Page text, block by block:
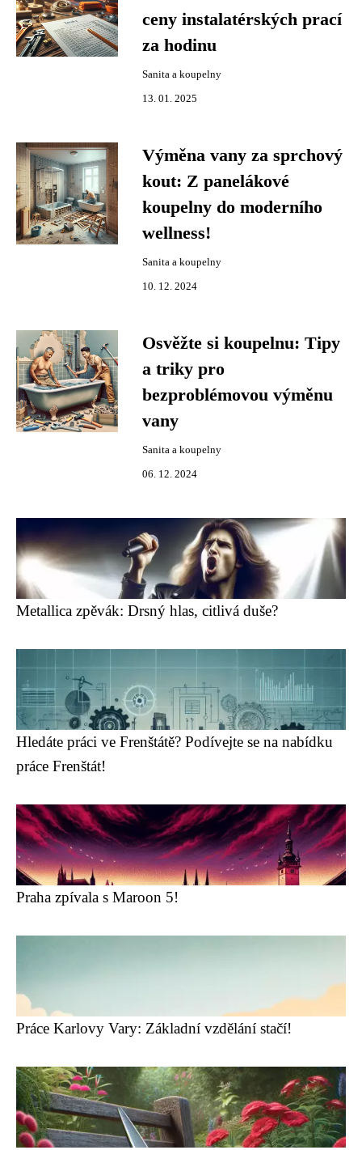
ceny instalatérských prací
za hodinu
Sanita a koupelny
13. 01. 2025
Výměna vany za sprchový
kout: Z panelákové
koupelny do moderního
wellness!
Sanita a koupelny
10. 12. 2024
Osvěžte si koupelnu: Tipy
a triky pro
bezproblémovou výměnu
vany
Sanita a koupelny
06. 12. 2024
Metallica zpěvák: Drsný hlas, citlivá duše?
Hledáte práci ve Frenštátě? Podívejte se na nabídku
práce Frenštát!
Praha zpívala s Maroon 5!
Práce Karlovy Vary: Základní vzdělání stačí!